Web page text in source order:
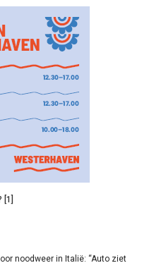
noodweer in Italië: “Auto ziet